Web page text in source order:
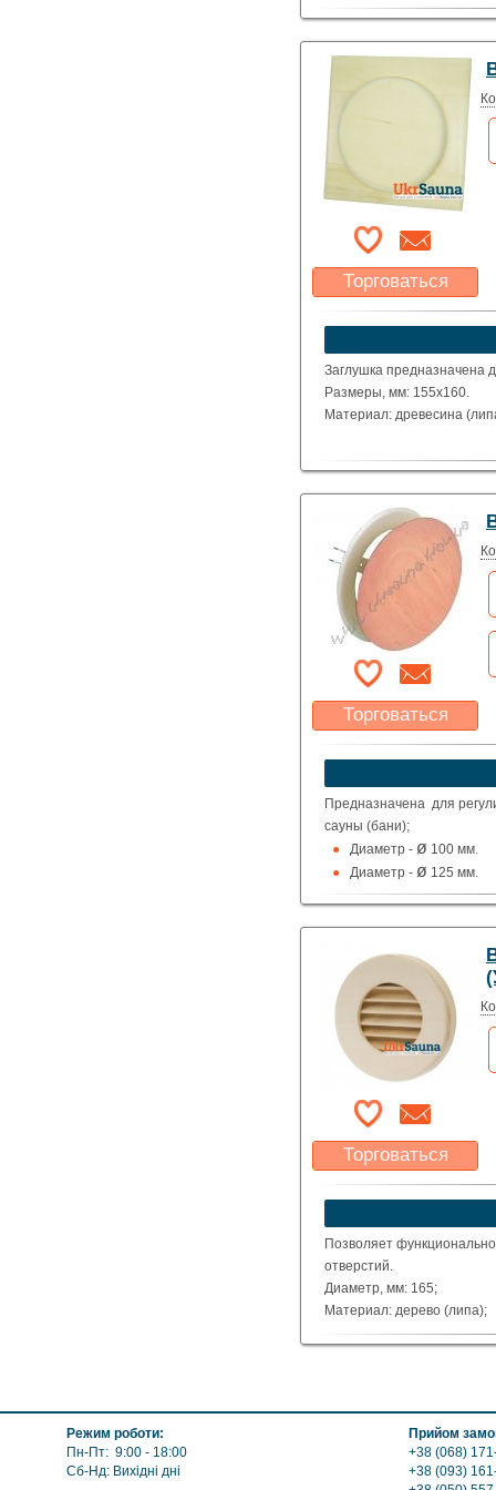
Масса: 2,9 кг
Торговаться
Какая цена Вас
устроит?
Заглушка предназначена
Размеры, мм: 155х160.
Материал: древесина
Торговаться
Какая цена Вас
устроит?
Предназначена для
сауны (бани);
Диаметр - ø 100 мм.
Диаметр - ø 125 мм.
Торговаться
Какая цена Вас
устроит?
Указать цену
Позволяет
отверстий.
Диаметр, мм: 165;
Материал: дерево (липа);
Форма: круглая.
Режим роботи:
Пн-Пт: 9:00 - 18:00
Сб-Нд: Вихідні дні
Прийом
+38 (068)
+38 (093)